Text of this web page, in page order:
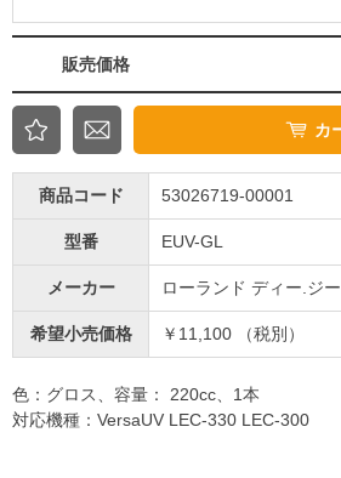
販売価格
カ
商品コード 53026719-00001
型番 EUV-GL
メーカー ローランド ディー.ジー.
希望小売価格 ￥11,100 （税別）
色：グロス、容量： 220cc、1本
対応機種：VersaUV LEC-330 LEC-300